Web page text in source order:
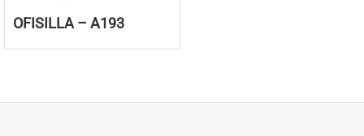
OFISILLA – A193